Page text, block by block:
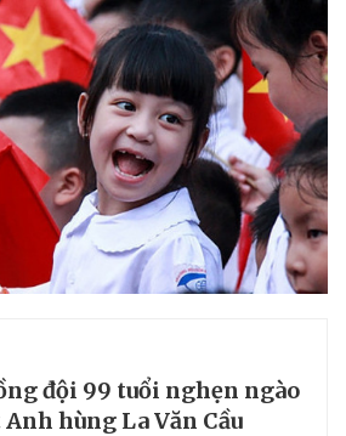
đội 99 tuổi nghẹn ngào
hùng La Văn Cầu